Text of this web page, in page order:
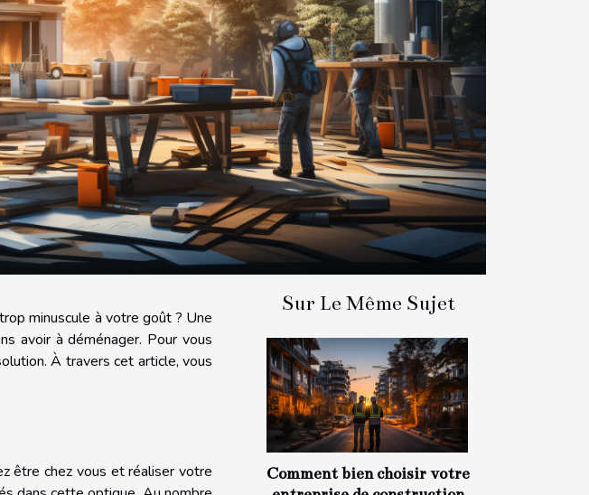
minuscule à votre goût ? Une
avoir à déménager. Pour vous
À travers cet article, vous
être chez vous et réaliser votre
Sur Le Même Sujet
Comment bien choisir votre